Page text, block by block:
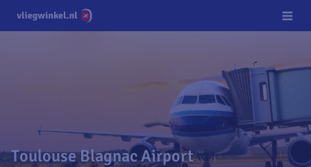
Toulouse Blagnac Airport